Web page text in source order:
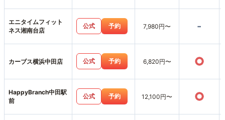
エニタイムフィット
ネス湘南台店
公式 予約 7,980円〜 -
カーブス横浜中田店 公式 予約 6,820円〜 ○
HappyBranch中田駅
前
公式 予約 12,100円〜 ○